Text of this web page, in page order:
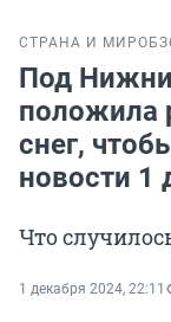
СТРАНА И МИР
Под
положила
снег,
новости 1
Что
1 декабря 2024, 22:11